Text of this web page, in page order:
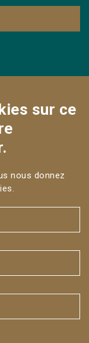
© 2025
sur ce
nous donnez